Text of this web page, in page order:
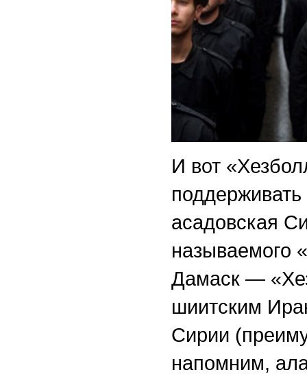
И вот
асадовская
называемого
Дамаск —
шиитским
Сирии
напомним,